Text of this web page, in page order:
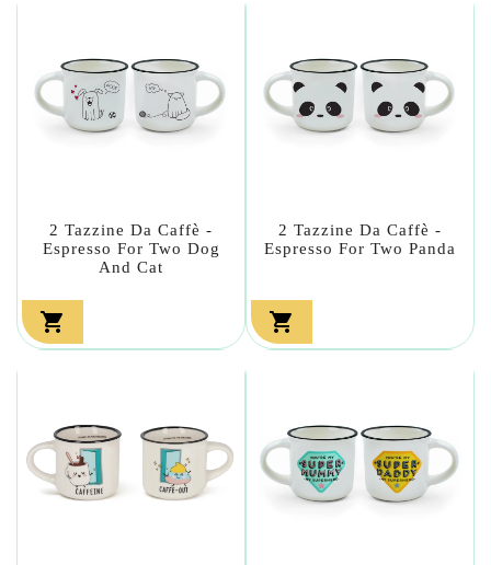
2 Tazzine Da Caffè -
Espresso For Two Dog
And Cat

2 Tazzine Da Caffè -
Espresso For Two Panda
